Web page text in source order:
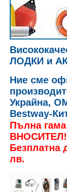
ЛОДКИ и
Ние сме
Украйна,
Bestway-
Пълна
ВНОСИТЕЛ!
Безплатна
лв.